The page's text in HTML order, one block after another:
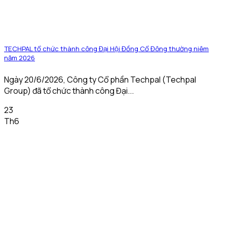
TECHPAL tổ chức thành công Đại Hội Đồng Cổ Đông thường niêm
năm 2026
Ngày 20/6/2026, Công ty Cổ phần Techpal (Techpal
Group) đã tổ chức thành công Đại...
23
Th6